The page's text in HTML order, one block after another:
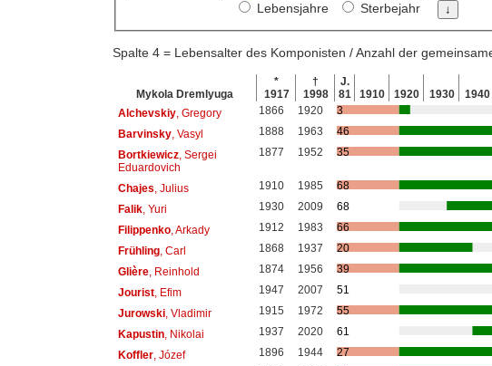
Lebensjahre
Sterbejahr
Spalte 4 = Lebensalter des Komponisten / Anzahl der
Mykola Dremlyuga
*
1917
†
1998
J.
81
1910 1920 1930 1940
Alchevskiy, Gregory 1866 1920
3
Barvinsky, Vasyl 1888 1963
46
Bortkiewicz, Sergei
Eduardovich
1877 1952 35
Chajes , Julius 1910 1985
68
Falik, Yuri 1930 2009
68
Filippenko, Arkady 1912 1983
66
Frühling, Carl 1868 1937
20
Glière, Reinhold 1874 1956
39
Jourist, Efim 1947 2007
51
Jurowski, Vladimir 1915 1972
55
Kapustin, Nikolai 1937 2020
61
Koffler, Józef 1896 1944
27